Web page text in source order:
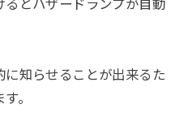
るとハザードランプが自動
知らせることが出来るた
。